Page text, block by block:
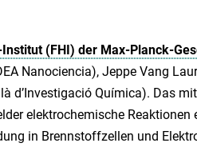
(FHI) der Max-Planck-
Nanociencia), Jeppe Vang
d’Investigació Química). Das
elektrochemische
in Brennstoffzellen und